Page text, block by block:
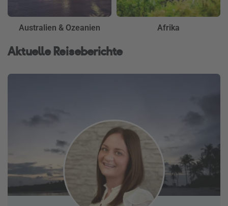
Australien & Ozeanien Afrika
Aktuelle Reiseberichte